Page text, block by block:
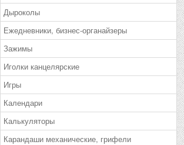
Дыроколы
Ежедневники, бизнес-органайзеры
Зажимы
Иголки канцелярские
Игры
Календари
Калькуляторы
Карандаши механические, грифели